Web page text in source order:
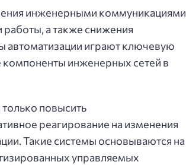
инженерными коммуникациями
а также снижения
автоматизации играют ключевую
компоненты инженерных сетей в
повысить
реагирование на изменения
Такие системы основываются на
управляемых